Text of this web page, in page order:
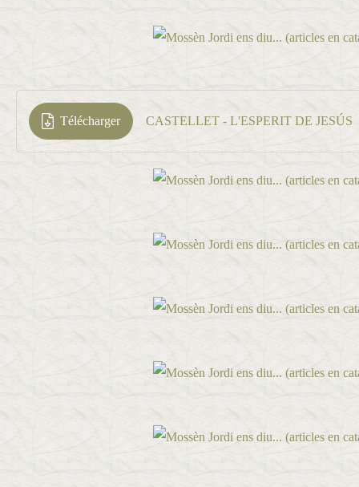
Télécharger CASTELLET - L'ESPERIT DE JESÚS